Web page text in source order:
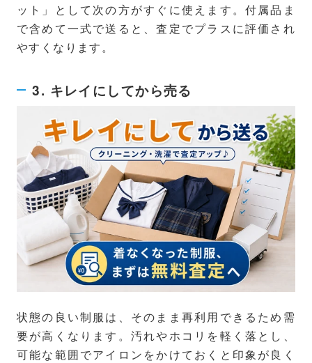
ット」として次の方がすぐに使えます。付属品ま
で含めて一式で送ると、査定でプラスに評価され
やすくなります。
3. キレイにしてから売る
状態の良い制服は、そのまま再利用できるため需
要が高くなります。汚れやホコリを軽く落とし、
可能な範囲でアイロンをかけておくと印象が良く